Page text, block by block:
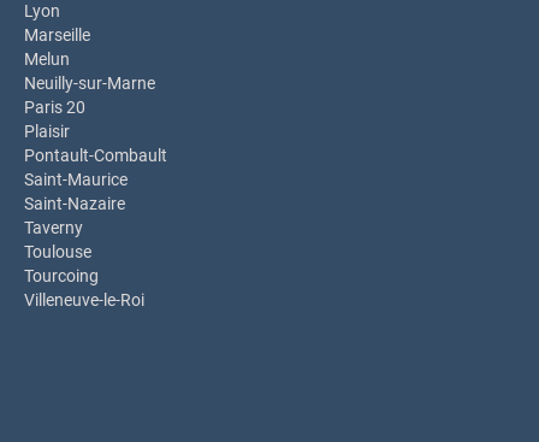
Lyon
Marseille
Melun
Neuilly-sur-Marne
Paris 20
Plaisir
Pontault-Combault
Saint-Maurice
Saint-Nazaire
Taverny
Toulouse
Tourcoing
Villeneuve-le-Roi